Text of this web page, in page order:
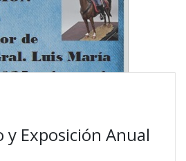
y Exposición Anual